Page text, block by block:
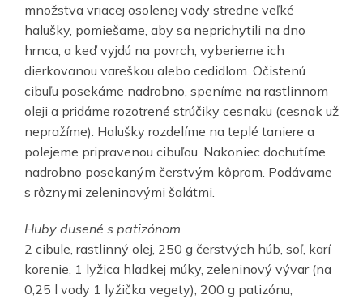
množstva vriacej osolenej vody stredne veľké
halušky, pomiešame, aby sa neprichytili na dno
hrnca, a keď vyjdú na povrch, vyberieme ich
dierkovanou vareškou alebo cedidlom. Očistenú
cibuľu posekáme nadrobno, speníme na rastlinnom
oleji a pridáme rozotrené strúčiky cesnaku (cesnak už
nepražíme). Halušky rozdelíme na teplé taniere a
polejeme pripravenou cibuľou. Nakoniec dochutíme
nadrobno posekaným čerstvým kôprom. Podávame
s rôznymi zeleninovými šalátmi.
Huby dusené s patizónom
2 cibule, rastlinný olej, 250 g čerstvých húb, soľ, karí
korenie, 1 lyžica hladkej múky, zeleninový vývar (na
0,25 l vody 1 lyžička vegety), 200 g patizónu,